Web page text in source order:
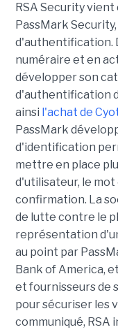
RSA Security
PassMark
d'authentification.
numéraire et en
développer son
d'authentification
ainsi l'achat de
PassMark
d'identification
mettre en place
d'utilisateur, le mot
confirmation. La
de lutte contre le
représentation
au point par
Bank of America,
et fournisseurs de
pour sécuriser les
communiqué, RSA